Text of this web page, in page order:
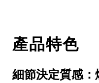
產品特色
細節決定質感